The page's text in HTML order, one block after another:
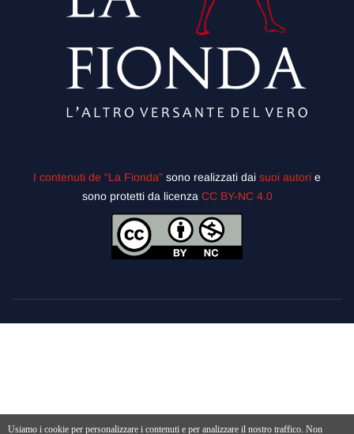
I contenuti de “La Fionda” sono realizzati dai suoi autori e
sono protetti da licenza CC BY-NC 4.0
Usiamo i cookie per personalizzare i contenuti e per analizzare il nostro traffico. Non